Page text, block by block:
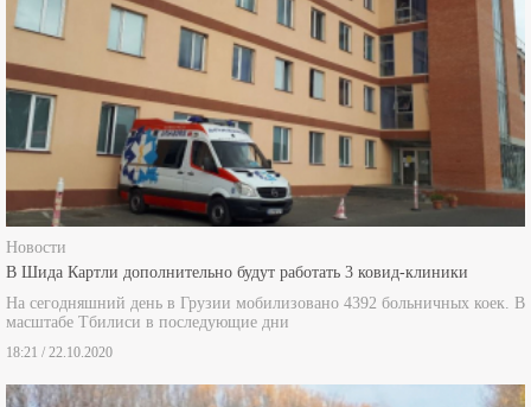
Новости
В Шида Картли дополнительно будут работать 3 ковид-клиники
На сегодняшний день в Грузии мобилизовано 4392 больничных коек. В
масштабе Тбилиси в последующие дни